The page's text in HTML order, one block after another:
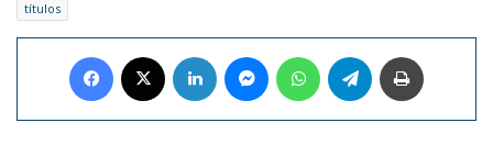
títulos
Facebook LinkedIn MessengerWhatsAppTelegram